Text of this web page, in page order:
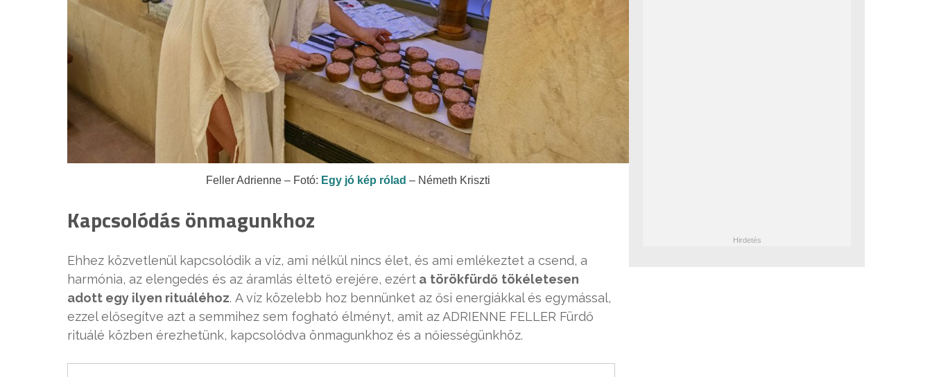
Feller Adrienne – Fotó: Egy jó kép rólad – Németh Kriszti
Kapcsolódás önmagunkhoz
Ehhez közvetlenül kapcsolódik a víz, ami nélkül nincs élet, és ami emlékeztet a csend, a
harmónia, az elengedés és az áramlás éltető erejére, ezért a törökfürdő tökéletesen
adott egy ilyen rituáléhoz. A víz közelebb hoz bennünket az ősi energiákkal és egymással,
ezzel elősegítve azt a semmihez sem fogható élményt, amit az ADRIENNE FELLER Fürdő
rituálé közben érezhetünk, kapcsolódva önmagunkhoz és a nőiességünkhöz.